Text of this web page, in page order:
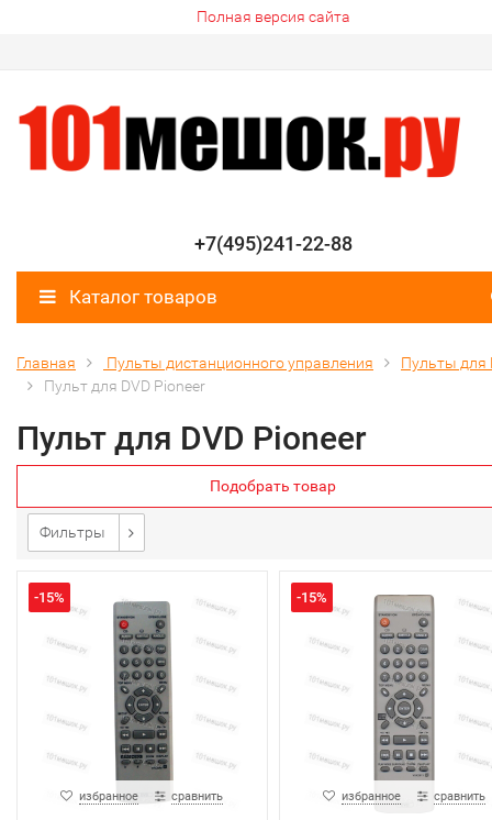
Полная версия сайта
+7(495)241-22-88
Каталог товаров
Главная Пульты дистанционного управления
Пульты для
Пульт для DVD Pioneer
Пульт для DVD Pioneer
Подобрать товар
Фильтры
-15%
избранное сравнить
-15%
избранное сравнить